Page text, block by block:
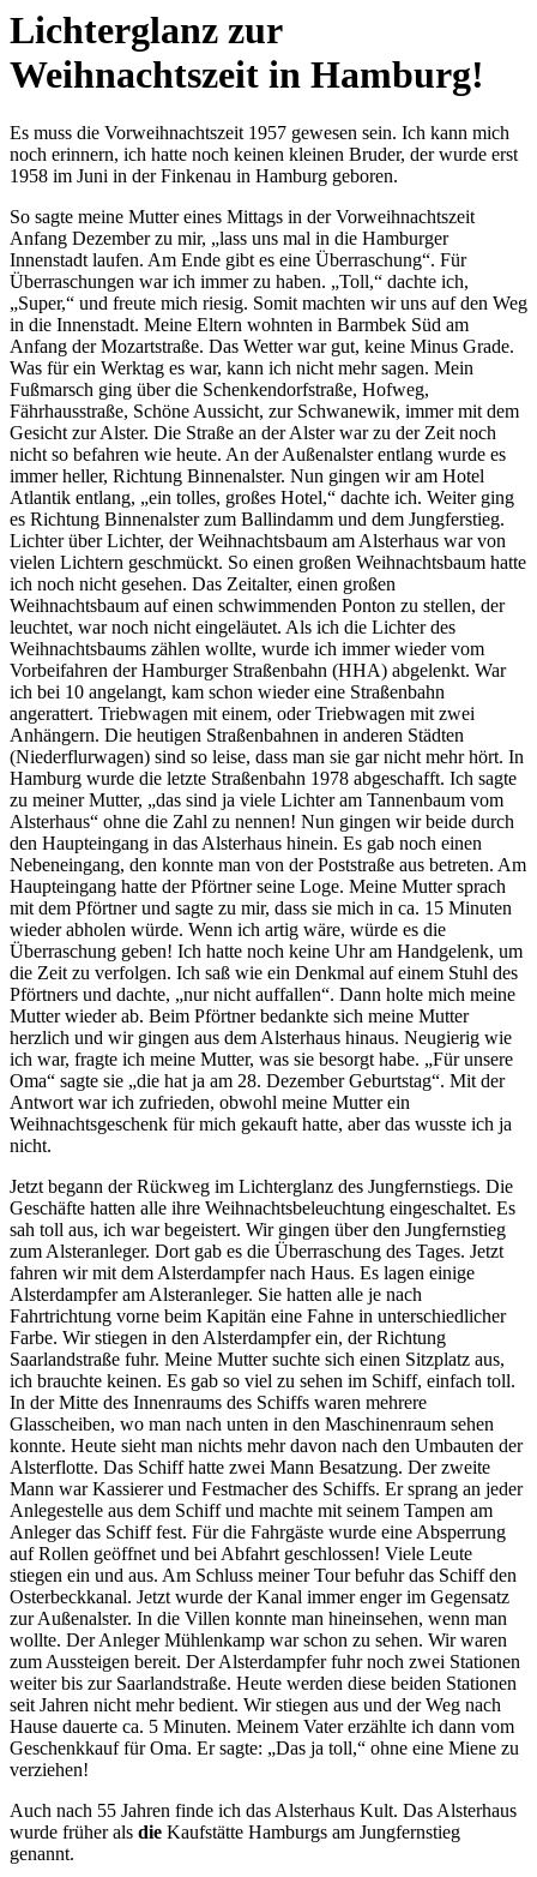
Lichterglanz zur
Weihnachtszeit in Hamburg!
Es muss die Vorweihnachtszeit 1957 gewesen sein. Ich kann mich
noch erinnern, ich hatte noch keinen kleinen Bruder, der wurde erst
1958 im Juni in der Finkenau in Hamburg geboren.
So sagte meine Mutter eines Mittags in der Vorweihnachtszeit
Anfang Dezember zu mir,
lass uns mal in die Hamburger
Innenstadt laufen. Am Ende gibt es eine Überraschung . Für
Überraschungen war ich immer zu haben.
Toll,
dachte ich,
Super,
und freute mich riesig. Somit machten wir uns auf den Weg
in die Innenstadt. Meine Eltern wohnten in Barmbek Süd am
Anfang der Mozartstraße. Das Wetter war gut, keine Minus Grade.
Was für ein Werktag es war, kann ich nicht mehr sagen. Mein
Fußmarsch ging über die Schenkendorfstraße, Hofweg,
Fährhausstraße, Schöne Aussicht, zur Schwanewik, immer mit dem
Gesicht zur Alster. Die Straße an der Alster war zu der Zeit noch
nicht so befahren wie heute. An der Außenalster entlang wurde es
immer heller, Richtung Binnenalster. Nun gingen wir am Hotel
Atlantik entlang,
ein tolles, großes Hotel,
dachte ich. Weiter ging
es Richtung Binnenalster zum Ballindamm und dem Jungferstieg.
Lichter über Lichter, der Weihnachtsbaum am Alsterhaus war von
vielen Lichtern geschmückt. So einen großen Weihnachtsbaum hatte
ich noch nicht gesehen. Das Zeitalter, einen großen
Weihnachtsbaum auf einen schwimmenden Ponton zu stellen, der
leuchtet, war noch nicht eingeläutet. Als ich die Lichter des
Weihnachtsbaums zählen wollte, wurde ich immer wieder vom
Vorbeifahren der Hamburger Straßenbahn (HHA) abgelenkt. War
ich bei 10 angelangt, kam schon wieder eine Straßenbahn
angerattert. Triebwagen mit einem, oder Triebwagen mit zwei
Anhängern. Die heutigen Straßenbahnen in anderen Städten
(Niederflurwagen) sind so leise, dass man sie gar nicht mehr hört. In
Hamburg wurde die letzte Straßenbahn 1978 abgeschafft. Ich sagte
zu meiner Mutter,
das sind ja viele Lichter am Tannenbaum vom
Alsterhaus
ohne die Zahl zu nennen! Nun gingen wir beide durch
den Haupteingang in das Alsterhaus hinein. Es gab noch einen
Nebeneingang, den konnte man von der Poststraße aus betreten. Am
Haupteingang hatte der Pförtner seine Loge. Meine Mutter sprach
mit dem Pförtner und sagte zu mir, dass sie mich in ca. 15 Minuten
wieder abholen würde. Wenn ich artig wäre, würde es die
Überraschung geben! Ich hatte noch keine Uhr am Handgelenk, um
die Zeit zu verfolgen. Ich saß wie ein Denkmal auf einem Stuhl des
Pförtners und dachte,
nur nicht auffallen . Dann holte mich meine
Mutter wieder ab. Beim Pförtner bedankte sich meine Mutter
herzlich und wir gingen aus dem Alsterhaus hinaus. Neugierig wie
ich war, fragte ich meine Mutter, was sie besorgt habe.
Für unsere
Oma
sagte sie die hat ja am 28. Dezember Geburtstag . Mit der
Antwort war ich zufrieden, obwohl meine Mutter ein
Weihnachtsgeschenk für mich gekauft hatte, aber das wusste ich ja
nicht.
Jetzt begann der Rückweg im Lichterglanz des Jungfernstiegs. Die
Geschäfte hatten alle ihre Weihnachtsbeleuchtung eingeschaltet. Es
sah toll aus, ich war begeistert. Wir gingen über den Jungfernstieg
zum Alsteranleger. Dort gab es die Überraschung des Tages. Jetzt
fahren wir mit dem Alsterdampfer nach Haus. Es lagen einige
Alsterdampfer am Alsteranleger. Sie hatten alle je nach
Fahrtrichtung vorne beim Kapitän eine Fahne in unterschiedlicher
Farbe. Wir stiegen in den Alsterdampfer ein, der Richtung
Saarlandstraße fuhr. Meine Mutter suchte sich einen Sitzplatz aus,
ich brauchte keinen. Es gab so viel zu sehen im Schiff, einfach toll.
In der Mitte des Innenraums des Schiffs waren mehrere
Glasscheiben, wo man nach unten in den Maschinenraum sehen
konnte. Heute sieht man nichts mehr davon nach den Umbauten der
Alsterflotte. Das Schiff hatte zwei Mann Besatzung. Der zweite
Mann war Kassierer und Festmacher des Schiffs. Er sprang an jeder
Anlegestelle aus dem Schiff und machte mit seinem Tampen am
Anleger das Schiff fest. Für die Fahrgäste wurde eine Absperrung
auf Rollen geöffnet und bei Abfahrt geschlossen! Viele Leute
stiegen ein und aus. Am Schluss meiner Tour befuhr das Schiff den
Osterbeckkanal. Jetzt wurde der Kanal immer enger im Gegensatz
zur Außenalster. In die Villen konnte man hineinsehen, wenn man
wollte. Der Anleger Mühlenkamp war schon zu sehen. Wir waren
zum Aussteigen bereit. Der Alsterdampfer fuhr noch zwei Stationen
weiter bis zur Saarlandstraße. Heute werden diese beiden Stationen
seit Jahren nicht mehr bedient. Wir stiegen aus und der Weg nach
Hause dauerte ca. 5 Minuten. Meinem Vater erzählte ich dann vom
Geschenkkauf für Oma. Er sagte:
Das ja toll,
ohne eine Miene zu
verziehen!
Auch nach 55 Jahren finde ich das Alsterhaus Kult. Das Alsterhaus
wurde früher als die Kaufstätte Hamburgs am Jungfernstieg
genannt.